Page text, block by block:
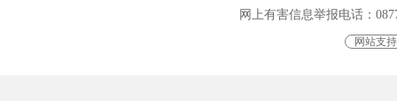
网上有害信息举报电话：
网站支